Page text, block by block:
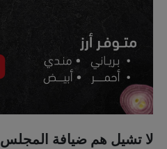
لا تشيل هم ضيافة المجلس